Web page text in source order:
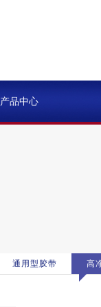
产品中心
通用型胶带 高